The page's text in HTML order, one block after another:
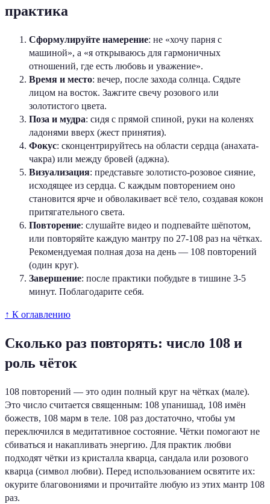
практика
Сформулируйте намерение: не «хочу парня с
машиной», а «я открываюсь для гармоничных
отношений, где есть любовь и уважение».
Время и место: вечер, после захода солнца. Сядьте
лицом на восток. Зажгите свечу розового или
золотистого цвета.
Поза и мудра: сидя с прямой спиной, руки на коленях
ладонями вверх (жест принятия).
Фокус: сконцентрируйтесь на области сердца (анахата-
чакра) или между бровей (аджна).
Визуализация: представьте золотисто-розовое сияние,
исходящее из сердца. С каждым повторением оно
становится ярче и обволакивает всё тело, создавая кокон
притягательного света.
Повторение: слушайте видео и подпевайте шёпотом,
или повторяйте каждую мантру по 27-108 раз на чётках.
Рекомендуемая полная доза на день — 108 повторений
(один круг).
Завершение: после практики побудьте в тишине 3-5
минут. Поблагодарите себя.
↑ К оглавлению
Сколько раз повторять: число 108 и
роль чёток
108 повторений — это один полный круг на чётках (мале).
Это число считается священным: 108 упанишад, 108 имён
божеств, 108 марм в теле. 108 раз достаточно, чтобы ум
переключился в медитативное состояние. Чётки помогают не
сбиваться и накапливать энергию. Для практик любви
подходят чётки из кристалла кварца, сандала или розового
кварца (символ любви). Перед использованием освятите их:
окурите благовониями и прочитайте любую из этих мантр 108
раз.